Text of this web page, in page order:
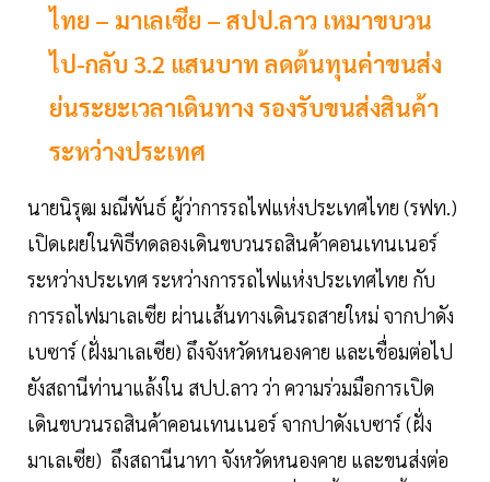
ไทย – มาเลเซีย – สปป.ลาว เหมาขบวน
ไป-กลับ 3.2 แสนบาท ลดต้นทุนค่าขนส่ง
ย่นระยะเวลาเดินทาง รองรับขนส่งสินค้า
ระหว่างประเทศ
นายนิรุฒ มณีพันธ์ ผู้ว่าการรถไฟแห่งประเทศไทย (รฟท.)
เปิดเผยในพิธีทดลองเดินขบวนรถสินค้าคอนเทนเนอร์
ระหว่างประเทศ ระหว่างการรถไฟแห่งประเทศไทย กับ
การรถไฟมาเลเซีย ผ่านเส้นทางเดินรถสายใหม่ จากปาดัง
เบซาร์ (ฝั่งมาเลเซีย) ถึงจังหวัดหนองคาย และเชื่อมต่อไป
ยังสถานีท่านาแล้งใน สปป.ลาว ว่า ความร่วมมือการเปิด
เดินขบวนรถสินค้าคอนเทนเนอร์ จากปาดังเบซาร์ (ฝั่ง
มาเลเซีย) ถึงสถานีนาทา จังหวัดหนองคาย และขนส่งต่อ